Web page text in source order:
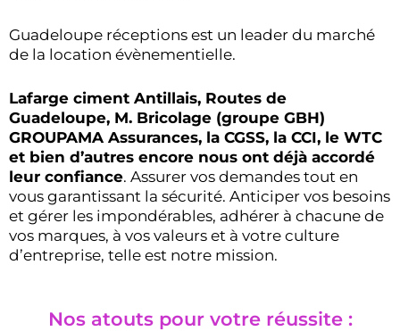
Guadeloupe réceptions est un leader du marché
de la location évènementielle.
Lafarge ciment Antillais, Routes de
Guadeloupe, M. Bricolage (groupe GBH)
GROUPAMA Assurances, la CGSS, la CCI, le WTC
et bien d’autres encore nous ont déjà accordé
leur confiance. Assurer vos demandes tout en
vous garantissant la sécurité. Anticiper vos besoins
et gérer les impondérables, adhérer à chacune de
vos marques, à vos valeurs et à votre culture
d’entreprise, telle est notre mission.
Nos atouts pour votre réussite :